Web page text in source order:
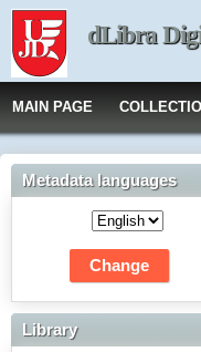
dLibra
MAIN PAGE
Metadata languages
Library